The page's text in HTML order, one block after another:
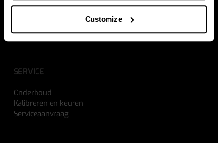
Customize
ATEX omgevingen
SERVICE
Onderhoud
Kalibreren en keuren
Serviceaanvraag